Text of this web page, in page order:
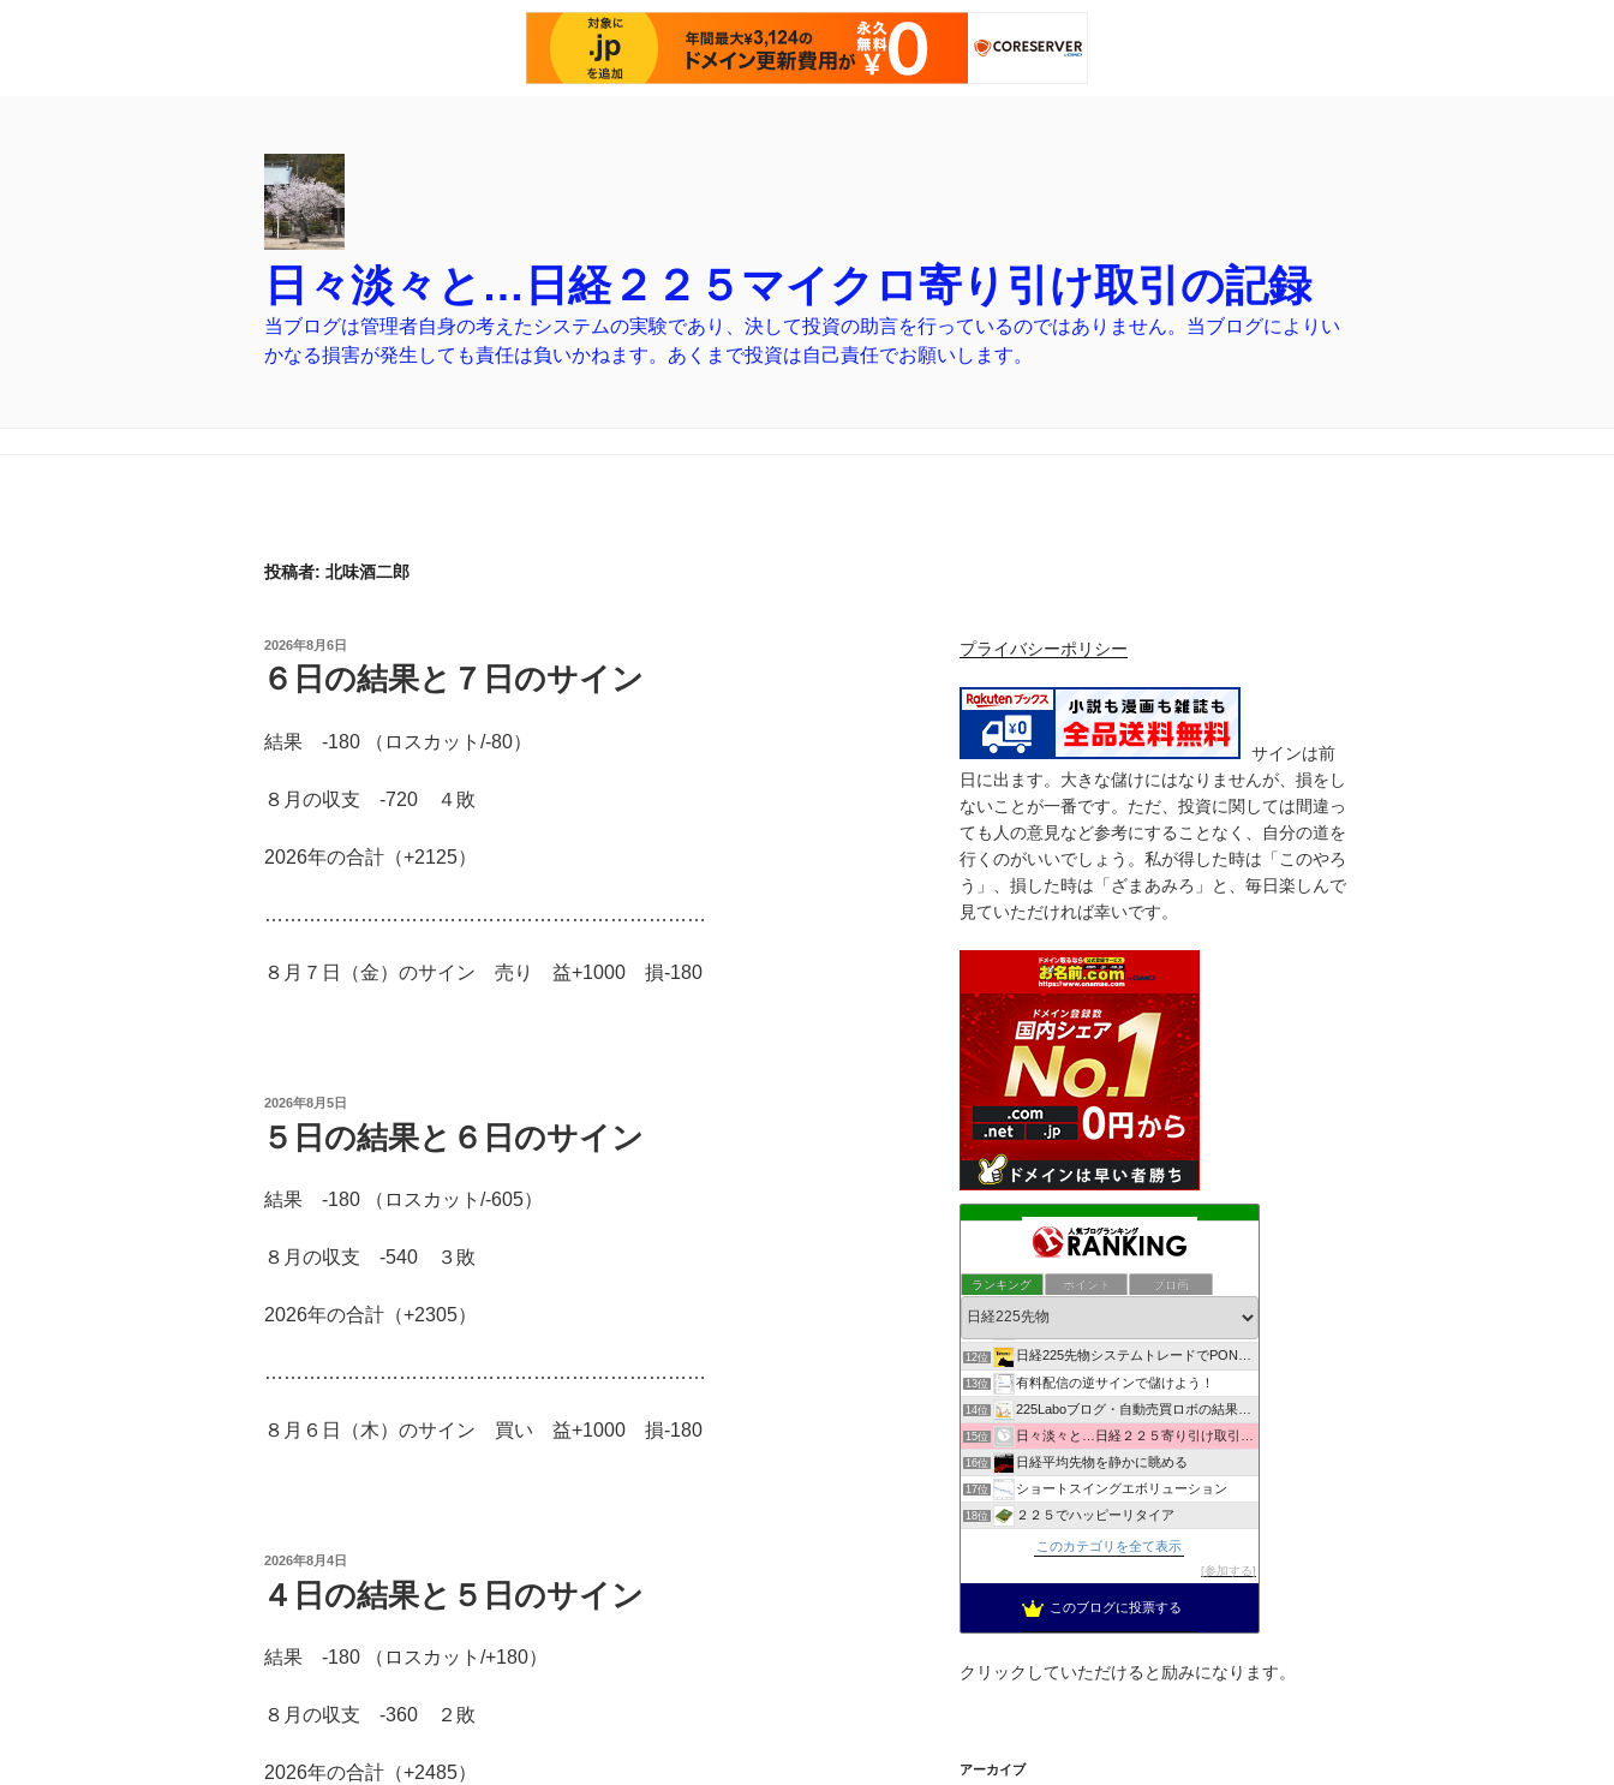
日々淡々と…日経２２５マイクロ寄り引け取引の記録
当ブログは管理者自身の考えたシステムの実験であり、決して投資の助言を行っているのではありません。当ブログによりい
かなる損害が発生しても責任は負いかねます。あくまで投資は自己責任でお願いします。
投稿者: 北味酒二郎
投
稿
日:
2026年8月6日
６日の結果と７日のサイン
結果 -180 （ロスカット/-80）
８月の収支 -720 ４敗
2026年の合計（+2125）
……………………………………………………………
８月７日（金）のサイン 売り 益+1000 損-180
投
日:
2026年8月5日
５日の結果と６日のサイン
結果 -180 （ロスカット/-605）
８月の収支 -540 ３敗
2026年の合計（+2305）
……………………………………………………………
８月６日（木）のサイン 買い 益+1000 損-180
投
日:
2026年8月4日
４日の結果と５日のサイン
結果 -180 （ロスカット/+180）
８月の収支 -360 ２敗
2026年の合計（+2485）
プライバシーポリシー
サインは前
日に出ます。大きな儲けにはなりませんが、損をし
ないことが一番です。ただ、投資に関しては間違っ
ても人の意見など参考にすることなく、自分の道を
行くのがいいでしょう。私が得した時は「このやろ
う」、損した時は「ざまあみろ」と、毎日楽しんで
見ていただければ幸いです。
ランキング ポイント ブロ画
日経225先物・夜間寄り引けシステムトレード研究所
9位 ぶつぶつ--河内屋の相場独り言--ぶつぶつ
自由を夢みてリスクをとる
12位 日経225先物システムトレードでPONPON！
13位 有料配信の逆サインで儲けよう！
14位 225Laboブログ・自動売買ロボの結果を発信
15位 日々淡々と…日経２２５寄り引け取引の記録
16位 日経平均先物を静かに眺める
17位 ショートスイングエボリューション
18位 ２２５でハッピーリタイア
日経２２５先物システムトレード寄り引けブログ
投資を楽しむブログ
このカテゴリを全て表示
参加する
このブログに投票する
クリックしていただけると励みになります。
アーカイブ